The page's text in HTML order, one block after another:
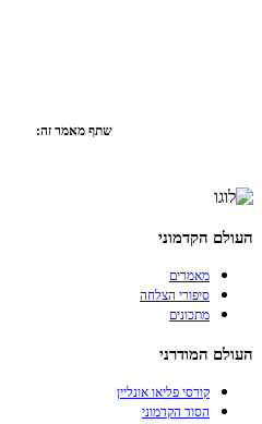
שתף מאמר זה:
העולם הקדמוני
מאמרים
סיפורי הצלחה
מתכונים
העולם המודרני
קורסי פליאו אונליין
הסוד הקדמוני